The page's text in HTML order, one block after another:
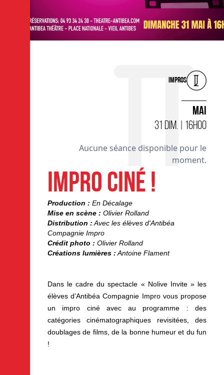
I
Impros
MAI
31 DIM. | 16H00
Aucune séance disponible pour le
moment.
IMPRO CINÉ !
Production : En Décalage
Mise en scène : Olivier Rolland
Distribution : Avec les élèves d'Antibéa
Compagnie Impro
Crédit photo : Olivier Rolland
Créations lumières : Antoine Flament
Dans le cadre du spectacle « Nolive Invite » les
élèves d’Antibéa Compagnie Impro vous propose
un impro ciné avec au programme : des
catégories cinématographiques revisitées, des
doublages de films, de la bonne humeur et du fun
!